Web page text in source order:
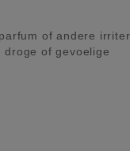
of andere
of gevoelige